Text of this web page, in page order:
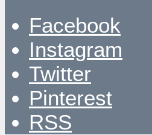
Facebook
Instagram
Twitter
Pinterest
RSS